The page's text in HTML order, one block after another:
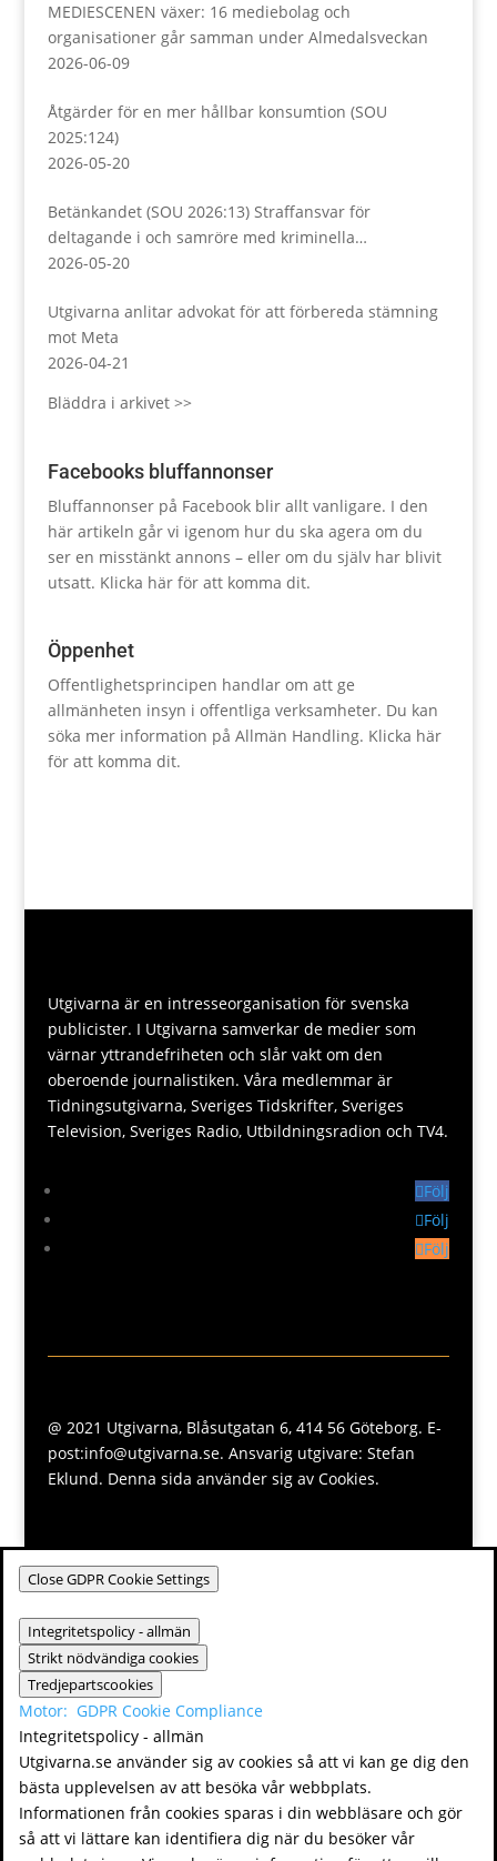
MEDIESCENEN växer: 16 mediebolag och
organisationer går samman under Almedalsveckan
2026-06-09
Åtgärder för en mer hållbar konsumtion (SOU
2025:124)
2026-05-20
Betänkandet (SOU 2026:13) Straffansvar för
deltagande i och samröre med kriminella
sammanslutningar
2026-05-20
Utgivarna anlitar advokat för att förbereda stämning
mot Meta
2026-04-21
Bläddra i arkivet >>
Facebooks bluffannonser
Bluffannonser på Facebook blir allt vanligare. I den
här artikeln går vi igenom hur du ska agera om du
ser en misstänkt annons – eller om du själv har blivit
utsatt. Klicka här för att komma dit.
Öppenhet
Offentlighetsprincipen handlar om att ge
allmänheten insyn i offentliga verksamheter. Du kan
söka mer information på Allmän Handling. Klicka här
för att komma dit.
Utgivarna är en intresseorganisation för svenska
publicister. I Utgivarna samverkar de medier som
värnar yttrandefriheten och slår vakt om den
oberoende journalistiken. Våra medlemmar är
Tidningsutgivarna, Sveriges Tidskrifter, Sveriges
Television, Sveriges Radio, Utbildningsradion och TV4.
Följ
Följ
Följ
@ 2021 Utgivarna, Blåsutgatan 6, 414 56 Göteborg. E-
post:info@utgivarna.se. Ansvarig utgivare: Stefan
Eklund. Denna sida använder sig av Cookies.
Close GDPR Cookie Settings
Integritetspolicy - allmän
Strikt nödvändiga cookies
Tredjepartscookies
Motor: GDPR Cookie Compliance
Integritetspolicy - allmän
Utgivarna.se använder sig av cookies så att vi kan ge dig den
bästa upplevelsen av att besöka vår webbplats.
Informationen från cookies sparas i din webbläsare och gör
så att vi lättare kan identifiera dig när du besöker vår